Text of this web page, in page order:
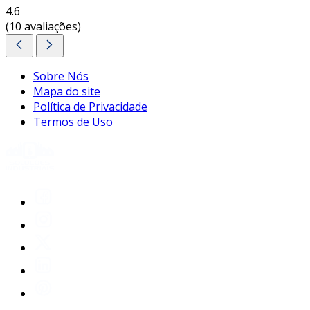
4.6
(10 avaliações)
Sobre Nós
Mapa do site
Política de Privacidade
Termos de Uso